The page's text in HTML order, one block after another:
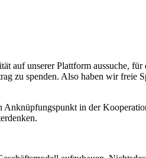
auf unserer Plattform aussuche,
zu spenden. Also haben wir freie
in der